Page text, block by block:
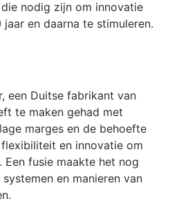
nodig zijn om innovatie
en daarna te stimuleren.
een Duitse fabrikant van
te maken gehad met
marges en de behoefte
en innovatie om
fusie maakte het nog
en manieren van